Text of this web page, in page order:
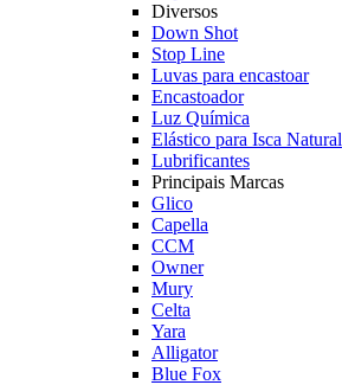
Diversos
Down Shot
Stop Line
Luvas para encastoar
Encastoador
Luz Química
Elástico para Isca Natural
Lubrificantes
Principais Marcas
Glico
Capella
CCM
Owner
Mury
Celta
Yara
Alligator
Blue Fox